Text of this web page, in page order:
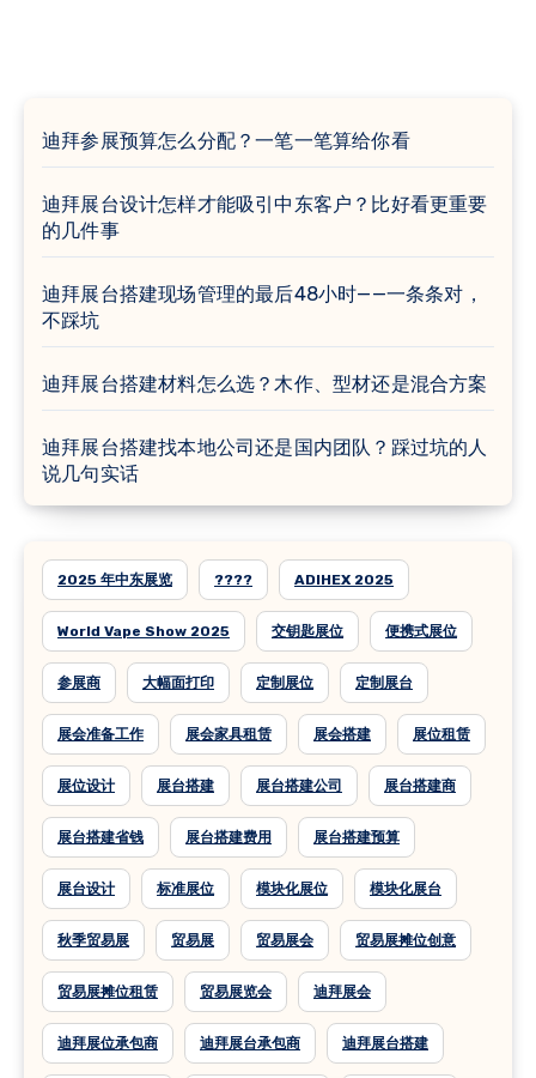
迪拜参展预算怎么分配？一笔一笔算给你看
迪拜展台设计怎样才能吸引中东客户？比好看更重要
的几件事
迪拜展台搭建现场管理的最后48小时——一条条对，
不踩坑
迪拜展台搭建材料怎么选？木作、型材还是混合方案
迪拜展台搭建找本地公司还是国内团队？踩过坑的人
说几句实话
2025 年中东展览 ???? ADIHEX 2025
World Vape Show 2025 交钥匙展位 便携式展位
参展商 大幅面打印 定制展位 定制展台
展会准备工作 展会家具租赁 展会搭建 展位租赁
展位设计 展台搭建 展台搭建公司 展台搭建商
展台搭建省钱 展台搭建费用 展台搭建预算
展台设计 标准展位 模块化展位 模块化展台
秋季贸易展 贸易展 贸易展会 贸易展摊位创意
贸易展摊位租赁 贸易展览会 迪拜展会
迪拜展位承包商 迪拜展台承包商 迪拜展台搭建